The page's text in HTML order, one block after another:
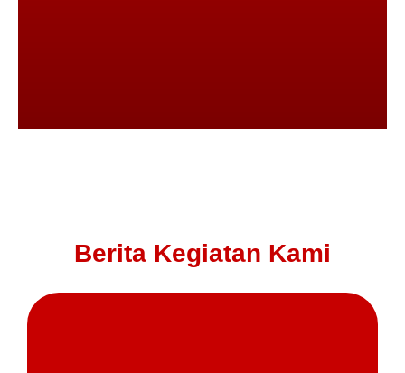
Berita Kegiatan Kami